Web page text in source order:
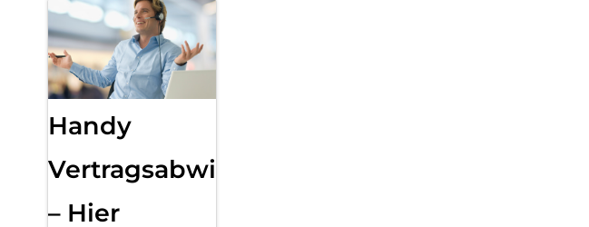
Handy
Vertragsabwicklung
– Hier